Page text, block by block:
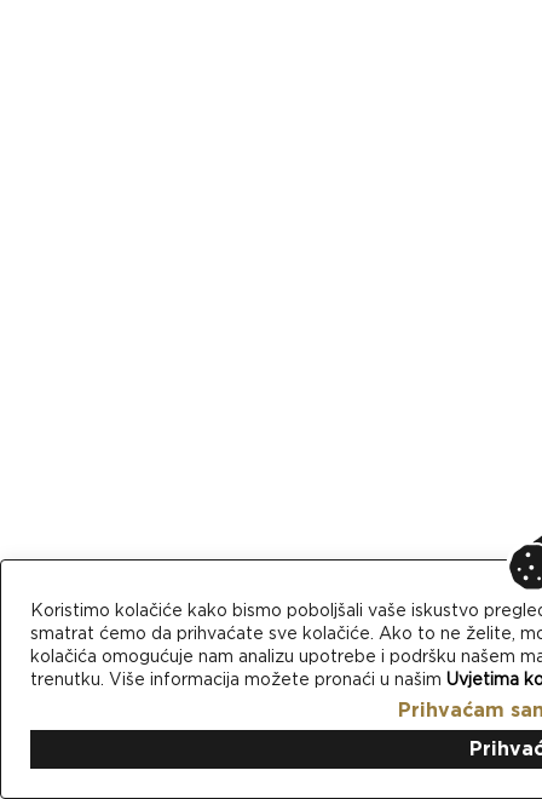
Koristimo kolačiće kako bismo poboljšali vaše iskustvo
smatrat ćemo da prihvaćate sve kolačiće. Ako to ne želite,
kolačića omogućuje nam analizu upotrebe i podršku našem
trenutku. Više informacija možete pronaći u našim Uvjetima
Prihvaćam